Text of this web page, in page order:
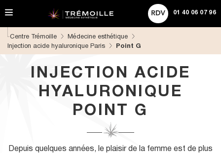
01 40 06 07 96
ACHETER UNE CARTE CADEAU
Rechercher
Centre Trémoille
Médecine esthétique
Injection acide hyaluronique Paris
Point G
INJECTION ACIDE
HYALURONIQUE
POINT G
Depuis quelques années, le plaisir de la femme est de plus